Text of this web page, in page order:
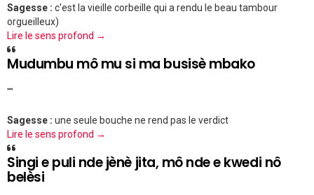
Sagesse : c'est la vieille corbeille qui a rendu le beau tambour
orgueilleux)
Lire le sens profond →
Mudumbu mô mu si ma busisè mbako
""
Sagesse : une seule bouche ne rend pas le verdict
Lire le sens profond →
Singi e puli nde jènè jita, mô nde e kwedi nô
belèsi